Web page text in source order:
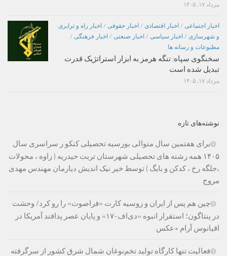
مرداد ۱۷, ۱۴۰۵
اخبار اجتماعی / اخبار اقتصادی / اخبار حقوقی / اخبار راه و ترابری
و شهرسازی / اخبار سیاسی / اخبار صنعتی / اخبار فرهنگی /
مطبوعات و رسانه ها
سخنگوی سپاه: تنگه هرمز به ابزار استراتژیک قدرت
تبدیل شده است
مرداد ۱۷, ۱۴۰۵
نوشته‌های تازه
برای هفتمین سال متوالی بورسیه تحصیلی کنکو ر سراسری سال
۱۴۰۵ همه رشته های تحصیلی شهرستان تربت حیدریه ( زاوه ، محولات
،جلگه رخ ، کدکن و بایگ ) توسط خیر نیک اندیش دیارمان مهندس مهدی
مروج
چین هم پس از ایران و روسیه کارت «فراصوت» را رو کرد/ وحشت
در پنتاگون؛ استقرار انبوه «دی‌اف‑۱۷» و پایان عصر پدافند آمریکا در
اقیانوس آرام +عکس
فعالیت تنها کارگاه تولید تخم‌نوغان شمال شرق کشور از سرگرفته